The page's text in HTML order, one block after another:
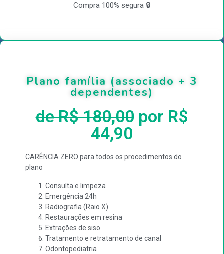
Compra 100% segura 🔒
Plano família (associado + 3
dependentes)
de R$ 180,00por R$
44,90
CARÊNCIA ZERO para todos os procedimentos do
plano
Consulta e limpeza
Emergência 24h
Radiografia (Raio X)
Restaurações em resina
Extrações de siso
Tratamento e retratamento de canal
Odontopediatria